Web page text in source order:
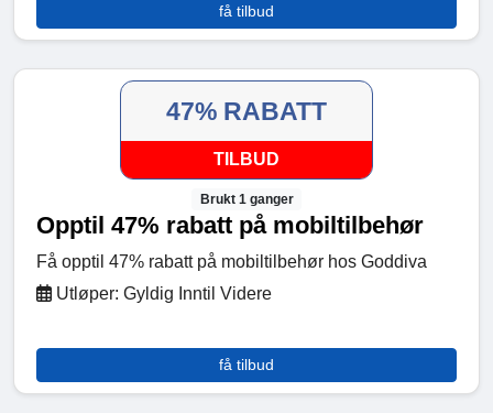
få tilbud
47% RABATT
TILBUD
Brukt 1 ganger
Opptil 47% rabatt på mobiltilbehør
Få opptil 47% rabatt på mobiltilbehør hos Goddiva
Utløper: Gyldig Inntil Videre
få tilbud